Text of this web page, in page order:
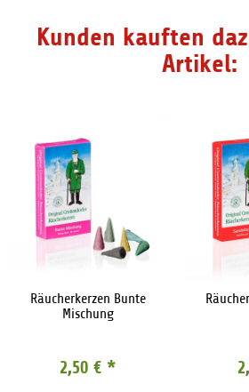
Kunden kauften
Artikel:
Räucherkerzen Bunte
Mischung
2,50 € *